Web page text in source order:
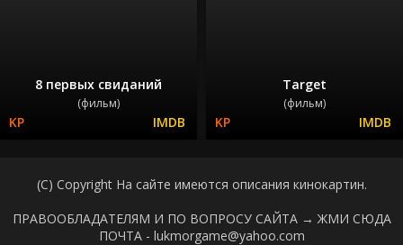
8 первых свиданий
(фильм)
Target
(фильм)
(C) Copyright На сайте имеются описания кинокартин.
ПРАВООБЛАДАТЕЛЯМ И ПО ВОПРОСУ САЙТА → ЖМИ СЮДА
ПОЧТА - lukmorgame@yahoo.com